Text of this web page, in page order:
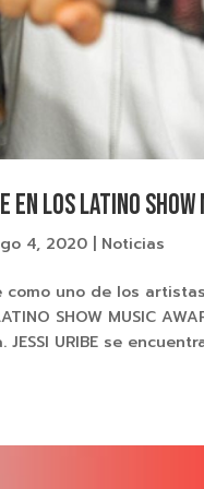
EN LOS LATINO
4, 2020 | Noticias
como uno de los
SHOW MUSIC
URIBE se